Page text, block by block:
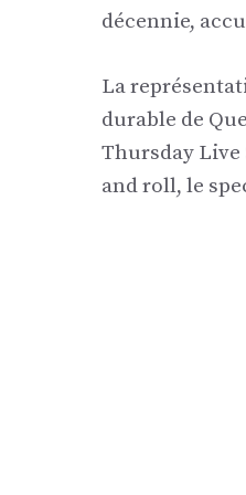
décennie,
La
durable de
Thursday Live
and roll, le